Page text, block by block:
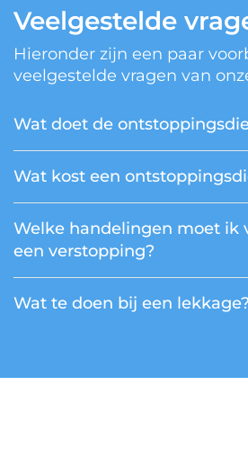
Veelgestelde
Hieronder zijn een paar
veelgestelde vragen van
Wat doet de
Wat kost een
Welke handelingen moet ik
een verstopping?
Wat te doen bij een lekkage?